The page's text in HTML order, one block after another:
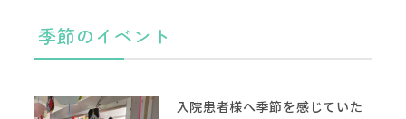
季節のイベント
入院患者様へ季節を感じていた